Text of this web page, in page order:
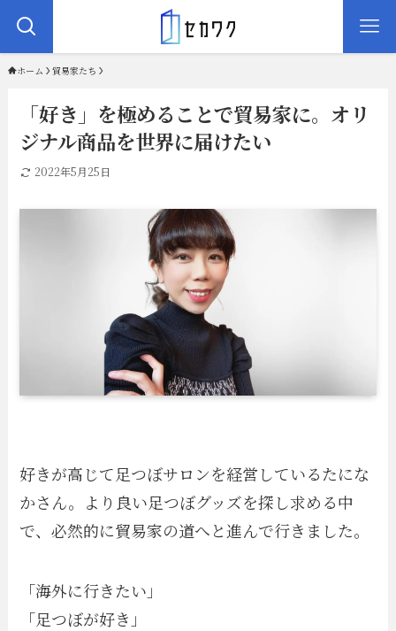
ホーム 貿易家たち
「好き」を極めることで貿易家に。オリ
ジナル商品を世界に届けたい
2022年5月25日
好きが高じて足つぼサロンを経営しているたにな
かさん。より良い足つぼグッズを探し求める中
で、必然的に貿易家の道へと進んで行きました。
「海外に行きたい」
「足つぼが好き」